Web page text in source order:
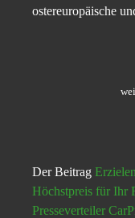
ostereuropäische
Der Beitrag
Höchstpreis für Ihr
Presseverteiler